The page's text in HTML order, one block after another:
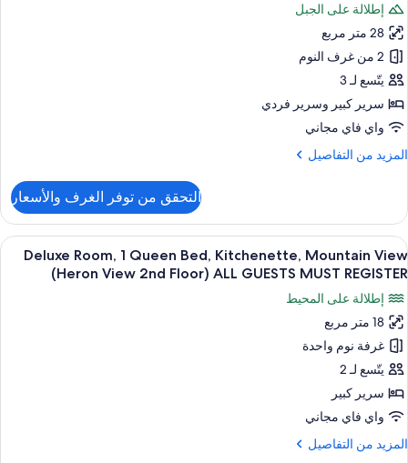
Deluxe
Suite,
2BR,
Kitchenette,
Partial
Ocean
View
(Heron
Floor)
ALL
GUESTS
MUST
REGISTER
إطلالة على الجبل
28 متر مربع
2 من غرف النوم
يتّسع لـ 3
سرير كبير‫‬ وسرير فردي
واي فاي مجاني
المزيد من التفاصيل
المزيد
Deluxe
Suite,
2BR,
Kitchenette,
Ocean
View
(Heron
Loft
2nd
ALL
GUESTS
REGISTER
التحقق من توفر الغرف والأسعار
استعراض
جميع
Deluxe
Room,
Queen
Bed,
Kitchenette,
Mountain
View
أغطية فراش متميزة وتجهيزات عازلة
19
Deluxe Room, 1 Queen Bed, Kitchenette, Mountain View
(Heron View 2nd Floor) ALL GUESTS MUST REGISTER
إطلالة على المحيط
18 متر مربع
غرفة نوم واحدة
يتّسع لـ 2
سرير كبير
واي فاي مجاني
المزيد من التفاصيل
المزيد